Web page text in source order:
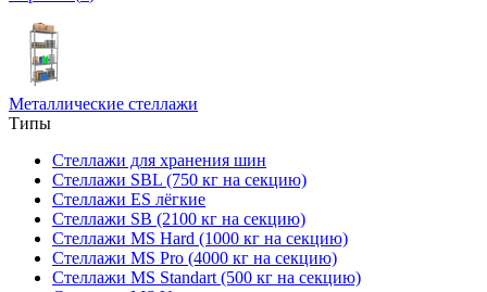
Металлические стеллажи
Типы
Стеллажи для хранения шин
Стеллажи SBL (750 кг на секцию)
Стеллажи ES лёгкие
Стеллажи SB (2100 кг на секцию)
Стеллажи MS Hard (1000 кг на секцию)
Стеллажи MS Pro (4000 кг на секцию)
Стеллажи MS Standart (500 кг на секцию)